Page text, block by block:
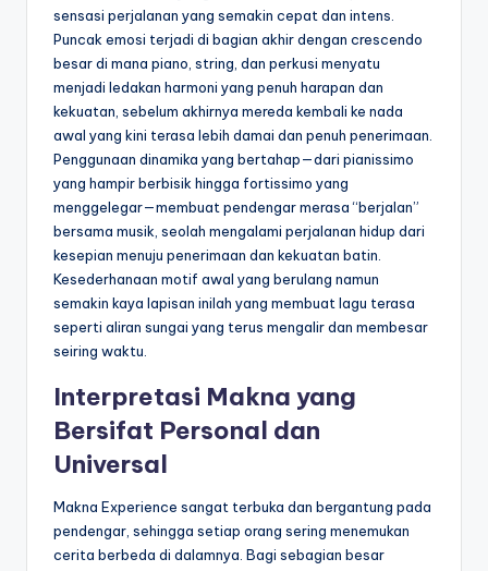
sensasi perjalanan yang semakin cepat dan intens.
Puncak emosi terjadi di bagian akhir dengan crescendo
besar di mana piano, string, dan perkusi menyatu
menjadi ledakan harmoni yang penuh harapan dan
kekuatan, sebelum akhirnya mereda kembali ke nada
awal yang kini terasa lebih damai dan penuh penerimaan.
Penggunaan dinamika yang bertahap—dari pianissimo
yang hampir berbisik hingga fortissimo yang
menggelegar—membuat pendengar merasa “berjalan”
bersama musik, seolah mengalami perjalanan hidup dari
kesepian menuju penerimaan dan kekuatan batin.
Kesederhanaan motif awal yang berulang namun
semakin kaya lapisan inilah yang membuat lagu terasa
seperti aliran sungai yang terus mengalir dan membesar
seiring waktu.
Interpretasi Makna yang
Bersifat Personal dan
Universal
Makna Experience sangat terbuka dan bergantung pada
pendengar, sehingga setiap orang sering menemukan
cerita berbeda di dalamnya. Bagi sebagian besar